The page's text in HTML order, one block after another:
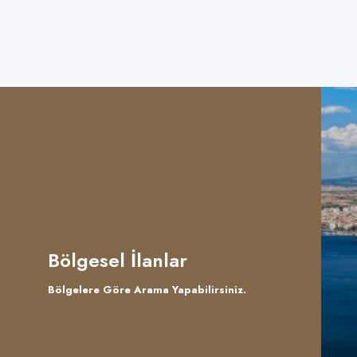
Bölgesel İlanlar
Bölgelere Göre Arama Yapabilirsiniz.